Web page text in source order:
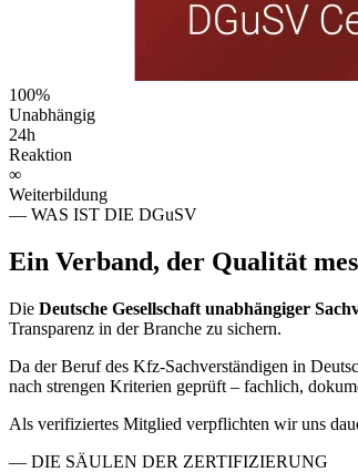
100%
Unabhängig
24h
Reaktion
∞
Weiterbildung
— WAS IST DIE DGuSV
Ein Verband, der Qualität
Die Deutsche Gesellschaft unabhängiger
Transparenz in der Branche zu sichern.
Da der Beruf des Kfz-Sachverständigen in
nach strengen Kriterien geprüft – fachlich,
Als verifiziertes Mitglied verpflichten wir uns
— DIE SÄULEN DER ZERTIFIZIERUNG